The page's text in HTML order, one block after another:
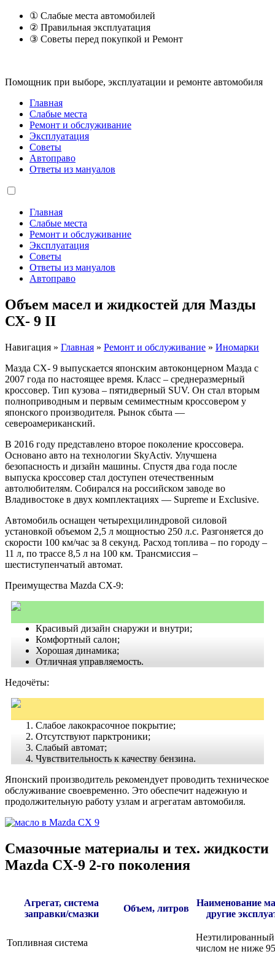
① Слабые места автомобилей
② Правильная эксплуатация
③ Советы перед покупкой и Ремонт
Помощник при выборе, эксплуатации и ремонте автомобиля
Главная
Слабые места
Ремонт и обслуживание
Эксплуатация
Советы
Автоправо
Ответы из мануалов
Главная
Слабые места
Ремонт и обслуживание
Эксплуатация
Советы
Ответы из мануалов
Автоправо
Объем масел и жидкостей для Мазды
СХ- 9 II
Навигация » Главная » Ремонт и обслуживание » Иномарки
Мазда СХ- 9 выпускается японским автоконцерном Мазда с
2007 года по настоящее время. Класс – среднеразмерный
кроссовер. Тип кузова – пятидверный SUV. Он стал вторым
полноприводным и первым семиместным кроссовером у
японского производителя. Рынок сбыта —
североамериканский.
В 2016 году представлено второе поколение кроссовера.
Основано авто на технологии SkyActiv. Улучшена
безопасность и дизайн машины. Спустя два года после
выпуска кроссовер стал доступен отечественным
автолюбителям. Собирался на российском заводе во
Владивостоке в двух комплектациях — Supreme и Exclusive.
Автомобиль оснащен четырехцилиндровой силовой
установкой объемом 2,5 л мощностью 250 л.с. Разгоняется до
скорости 100 км/час за 8 секунд. Расход топлива – по городу –
11 л, по трассе 8,5 л на 100 км. Трансмиссия –
шестиступенчатый автомат.
Преимущества Mazda CX-9:
Красивый дизайн снаружи и внутри;
Комфортный салон;
Хорошая динамика;
Отличная управляемость.
Недочёты:
Слабое лакокрасочное покрытие;
Отсутствуют парктроники;
Слабый автомат;
Чувствительность к качеству бензина.
Японский производитель рекомендует проводить техническое
обслуживание своевременно. Это обеспечит надежную и
продолжительную работу узлам и агрегатам автомобиля.
Смазочные материалы и тех. жидкости
Mazda CX-9 2-го поколения
Агрегат, система
заправки/смазки
Объем, литров
Наименование
другие
Топливная система
числом не ниже